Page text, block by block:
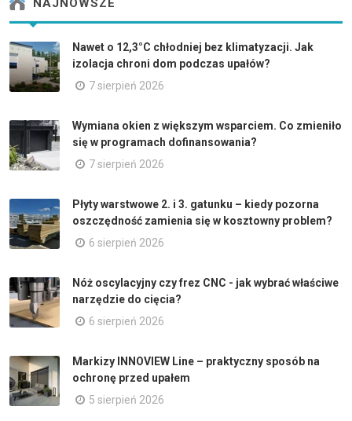
NAJNOWSZE
Nawet o 12,3°C chłodniej bez klimatyzacji. Jak
izolacja chroni dom podczas upałów?
7 sierpień 2026
Wymiana okien z większym wsparciem. Co zmieniło
się w programach dofinansowania?
7 sierpień 2026
Płyty warstwowe 2. i 3. gatunku – kiedy pozorna
oszczędność zamienia się w kosztowny problem?
6 sierpień 2026
Nóż oscylacyjny czy frez CNC - jak wybrać właściwe
narzędzie do cięcia?
6 sierpień 2026
Markizy INNOVIEW Line – praktyczny sposób na
ochronę przed upałem
5 sierpień 2026